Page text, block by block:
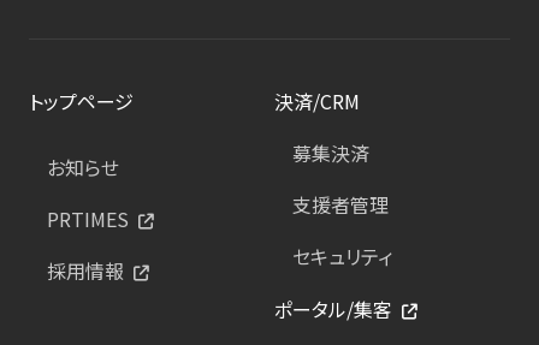
トップページ
お知らせ
PRTIMES
採用情報
決済/CRM
募集決済
支援者管理
セキュリティ
ポータル/集客